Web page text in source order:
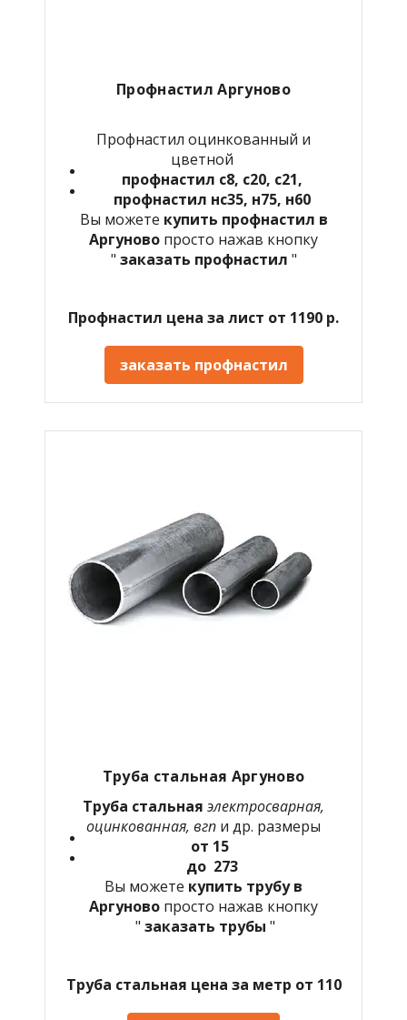
Профнастил Аргуново
Профнастил оцинкованный и
цветной
профнастил с8, с20, с21,
профнастил нс35, н75, н60
Вы можете купить профнастил в
Аргуново просто нажав кнопку
" заказать профнастил "
Профнастил цена за лист от 1190 р.
заказать профнастил
Труба стальная Аргуново
Труба стальная электросварная,
оцинкованная, вгп и др. размеры
от 15
до 273
Вы можете купить трубу в
Аргуново просто нажав кнопку
" заказать трубы "
Труба стальная цена за метр от 110